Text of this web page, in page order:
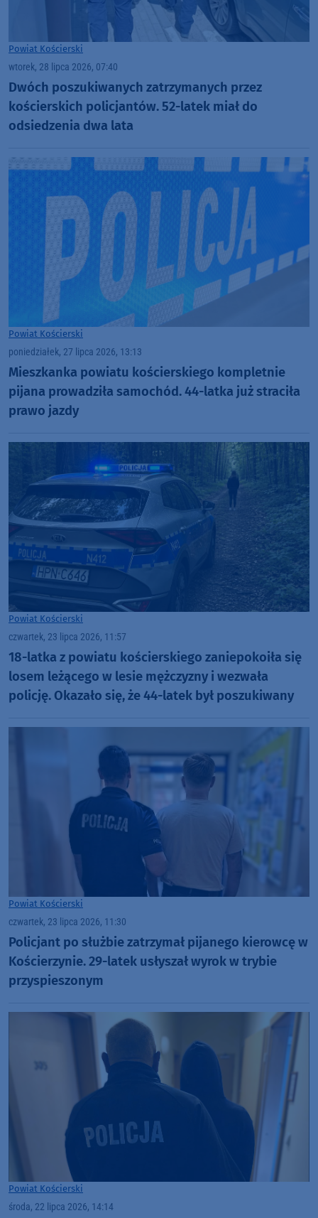
Powiat Kościerski
wtorek, 28 lipca 2026, 07:40
Dwóch poszukiwanych zatrzymanych przez
kościerskich policjantów. 52-latek miał do
odsiedzenia dwa lata
Powiat Kościerski
poniedziałek, 27 lipca 2026, 13:13
Mieszkanka powiatu kościerskiego kompletnie
pijana prowadziła samochód. 44-latka już straciła
prawo jazdy
Powiat Kościerski
czwartek, 23 lipca 2026, 11:57
18-latka z powiatu kościerskiego zaniepokoiła się
losem leżącego w lesie mężczyzny i wezwała
policję. Okazało się, że 44-latek był poszukiwany
Powiat Kościerski
czwartek, 23 lipca 2026, 11:30
Policjant po służbie zatrzymał pijanego kierowcę w
Kościerzynie. 29-latek usłyszał wyrok w trybie
przyspieszonym
Powiat Kościerski
środa, 22 lipca 2026, 14:14